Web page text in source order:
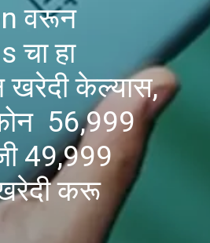
वरून
चा हा
खरेदी केल्यास,
56,999
49,999
करू